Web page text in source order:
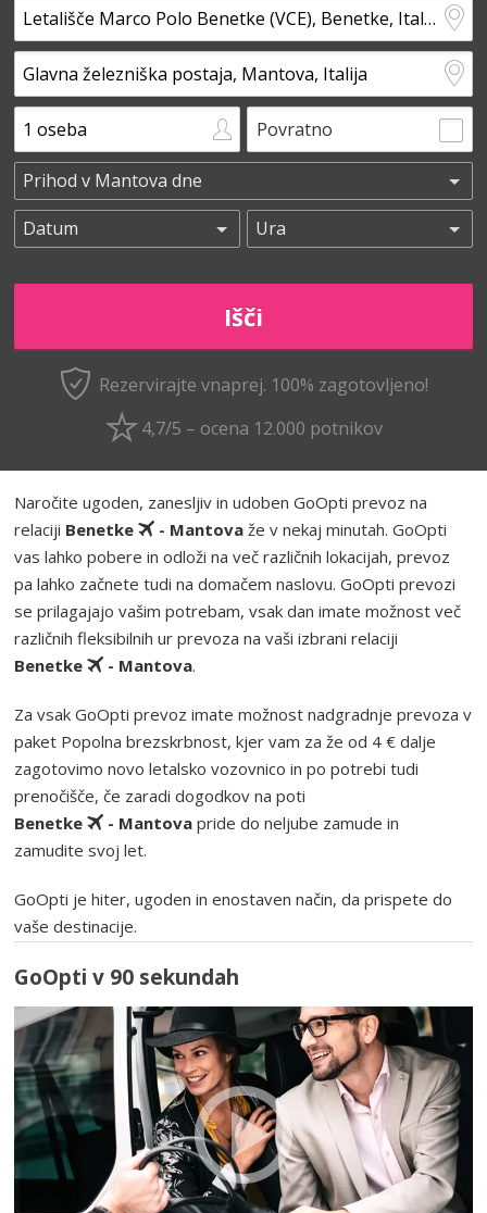
Povratno
Rezervirajte vnaprej. 100% zagotovljeno!
4,7/5 – ocena 12.000 potnikov
Naročite ugoden, zanesljiv in udoben GoOpti prevoz na
relaciji Benetke - Mantova že v nekaj minutah. GoOpti
vas lahko pobere in odloži na več različnih lokacijah, prevoz
pa lahko začnete tudi na domačem naslovu. GoOpti prevozi
se prilagajajo vašim potrebam, vsak dan imate možnost več
različnih fleksibilnih ur prevoza na vaši izbrani relaciji
Benetke
- Mantova.
Za vsak GoOpti prevoz imate možnost nadgradnje prevoza v
paket Popolna brezskrbnost, kjer vam za že od 4 € dalje
zagotovimo novo letalsko vozovnico in po potrebi tudi
prenočišče, če zaradi dogodkov na poti
Benetke
- Mantova pride do neljube zamude in
zamudite svoj let.
GoOpti je hiter, ugoden in enostaven način, da prispete do
vaše destinacije.
GoOpti v 90 sekundah